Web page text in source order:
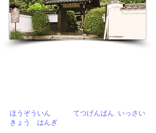
​ほうぞういん てつげんばん いっさい
きょう はんぎ